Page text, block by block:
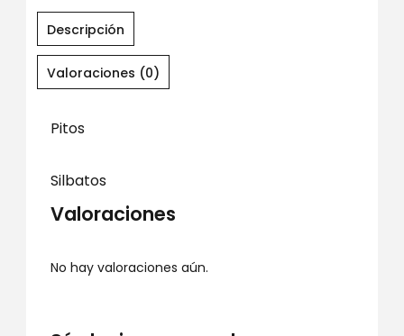
Descripción
Valoraciones (0)
Pitos
Silbatos
Valoraciones
No hay valoraciones aún.